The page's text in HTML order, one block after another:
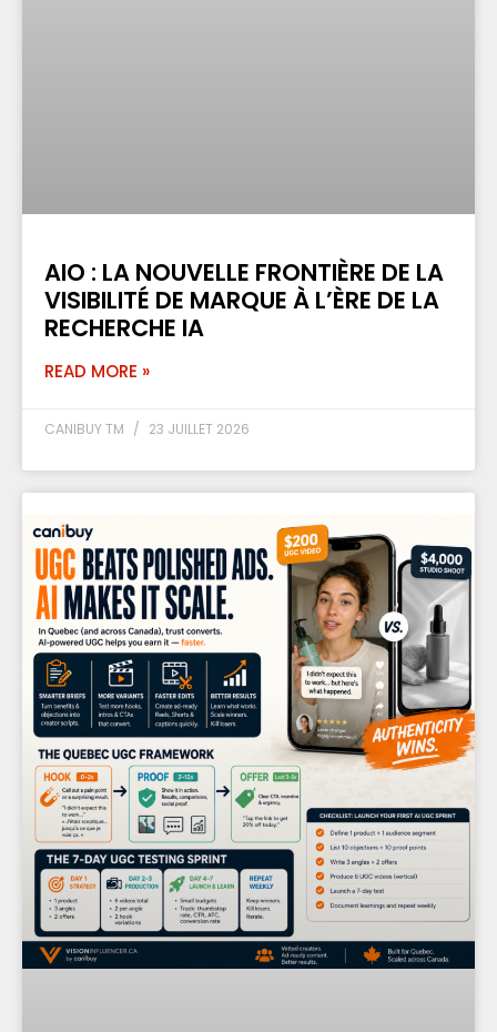
AIO : LA NOUVELLE FRONTIÈRE DE LA
VISIBILITÉ DE MARQUE À L’ÈRE DE LA
RECHERCHE IA
READ MORE »
CANIBUY TM 23 JUILLET 2026